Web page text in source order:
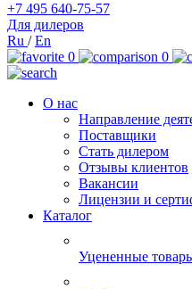
+7 495 640-75-57
Для дилеров
Ru /En
0
0
О нас
Направление
Поставщики
Стать дилером
Отзывы клиентов
Вакансии
Лицензии и
Каталог
Уцененные